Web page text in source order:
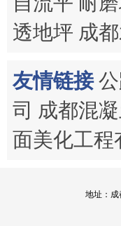
透地坪 成
友情链接
司 成都混
面美化工程
地址：成